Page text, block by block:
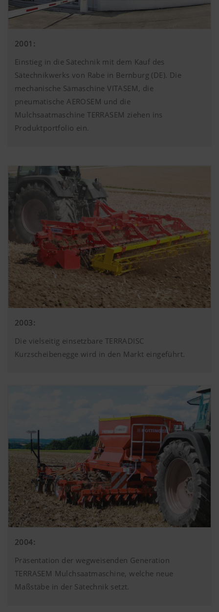
2001:
Einstieg in die Sätechnik mit dem Kauf des
Sätechnikwerks von Rabe in Bernburg (DE). Die
mechanische Sämaschine VITASEM, die
pneumatische AEROSEM und die
Mulchsaatmaschine TERRASEM ziehen ins
Produktportfolio ein.
2003:
Die vielseitig einsetzbare TERRADISC
Kurzscheibenegge wird in den Markt eingeführt.
2004:
Präsentation der wegweisenden Generation
TERRASEM Mulchsaatmaschine, welche neue
Maßstäbe in der Sätechnik setzt.